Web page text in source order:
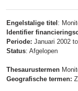
Engelstalige titel :
Identifier
Periode: Januari 2002
Status: Afgelopen
Thesaurustermen
Geografische termen: